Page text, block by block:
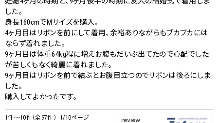
した。
身長160cmでMサイズを購入。
4ヶ月目はリボンを前にして着用、余裕ありながらもブカブカには
ならず着れました。
9ヶ月目は体重64kg程に増えお腹もだいぶ出てたので心配でした
が苦しくもなく綺麗に着れました。
9ヶ月目はリボンを前で結ぶとお腹目立つのでリボンは後ろにしま
した。
購入してよかったです。
1件～10件（全97件） 1/10ページ